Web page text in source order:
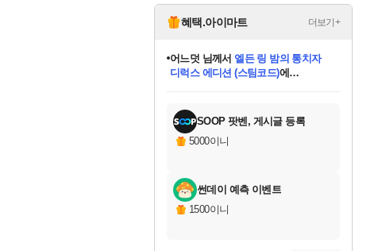
혜택.아이마트 더보기+
당첨되셨습니다.
당첨되셨습니다.
어느덧 님께서엘든 링 밤의 통치자
디럭스 에디션 (스팀코드)에
당첨되셨습니다.
에디션 (스팀코드) 를 교환.
당첨되셨습니다.
당첨되셨습니다.
당첨되셨습니다.
당첨되셨습니다.
SOOP 팟벤, 게시글 등록
5000이니
썬데이 예측 이벤트
1500이니